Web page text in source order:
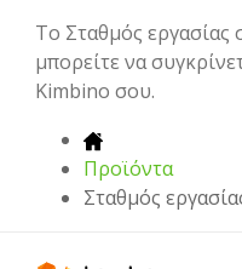
To Σταθμός εργασίας
μπορείτε να
Kimbino σου.
Προϊόντα
Σταθμός